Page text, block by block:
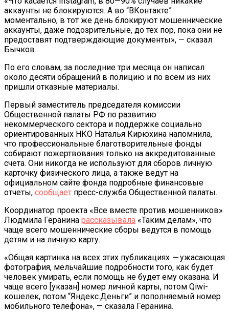
аккаунты не блокируются. А во “ВКонтакте”
моментально, в тот же день блокируют мошеннические
аккаунты, даже подозрительные, до тех пор, пока они не
предоставят подтверждающие документы», — сказал
Бычков.
По его словам, за последние три месяца он написал
около десяти обращений в полицию и по всем из них
пришли отказные материалы.
Первый заместитель председателя комиссии
Общественной палаты РФ по развитию
некоммерческого сектора и поддержке социально
ориентированных НКО Наталья Кирюхина напомнила,
что профессиональные благотворительные фонды
собирают пожертвования только на аккредитованные
счета. Они никогда не используют для сборов личную
карточку физического лица, а также ведут на
официальном сайте фонда подробные финансовые
отчеты, сообщает пресс-служба Общественной палаты.
Координатор проекта «Все вместе против мошенников»
Людмила Геранина рассказывала «Таким делам», что
чаще всего мошеннические сборы ведутся в помощь
детям и на личную карту.
«Общая картинка на всех этих публикациях —ужасающая
фотография, мельчайшие подробности того, как будет
человек умирать, если помощь не будет ему оказана. И
чаще всего [указан] номер личной карты, потом Qiwi-
кошелек, потом “Яндекс.Деньги” и пополняемый номер
мобильного телефона», — сказала Геранина.